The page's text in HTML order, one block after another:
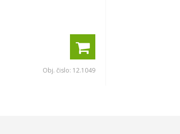
Obj. čislo: 12.1049